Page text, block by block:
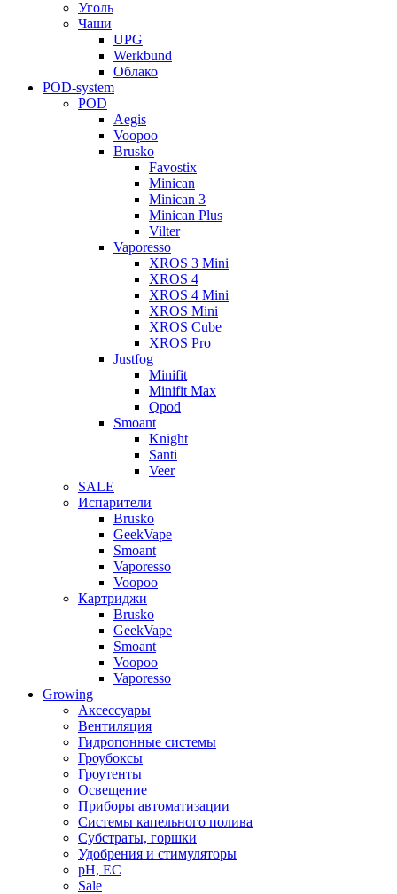
Уголь
Чаши
UPG
Werkbund
Облако
POD-system
POD
Aegis
Voopoo
Brusko
Favostix
Minican
Minican 3
Minican Plus
Vilter
Vaporesso
XROS 3 Mini
XROS 4
XROS 4 Mini
XROS Mini
XROS Cube
XROS Pro
Justfog
Minifit
Minifit Max
Qpod
Smoant
Knight
Santi
Veer
SALE
Испарители
Brusko
GeekVape
Smoant
Vaporesso
Voopoo
Картриджи
Brusko
GeekVape
Smoant
Voopoo
Vaporesso
Growing
Аксессуары
Вентиляция
Гидропонные системы
Гроубоксы
Гроутенты
Освещение
Приборы автоматизации
Системы капельного полива
Субстраты, горшки
Удобрения и стимуляторы
pH, EC
Sale